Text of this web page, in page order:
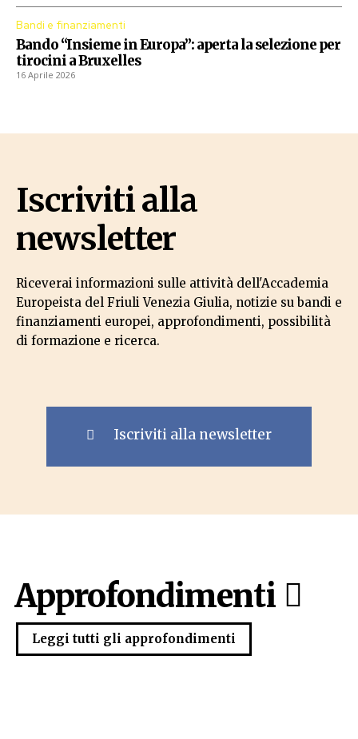
Bandi e finanziamenti
Bando “Insieme in Europa”: aperta la selezione per
tirocini a Bruxelles
16 Aprile 2026
Iscriviti alla
newsletter
Riceverai informazioni sulle attività dell'Accademia
Europeista del Friuli Venezia Giulia, notizie su bandi e
finanziamenti europei, approfondimenti, possibilità
di formazione e ricerca.
Iscriviti alla newsletter
Approfondimenti
Leggi tutti gli approfondimenti